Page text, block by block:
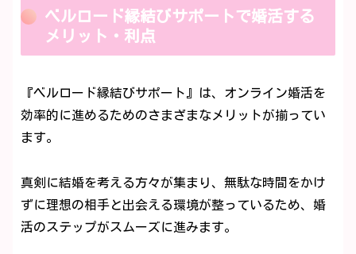
ベルロード縁結びサポートで婚活する
メリット・利点
『ベルロード縁結びサポート』は、オンライン婚活を
効率的に進めるためのさまざまなメリットが揃ってい
ます。
真剣に結婚を考える方々が集まり、無駄な時間をかけ
ずに理想の相手と出会える環境が整っているため、婚
活のステップがスムーズに進みます。